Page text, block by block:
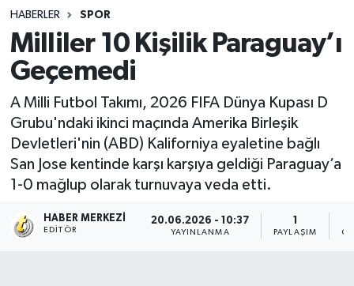
HABERLER SPOR
Milliler 10 Kişilik Paraguay’ı
Geçemedi
A Milli Futbol Takımı, 2026 FIFA Dünya Kupası D
Grubu'ndaki ikinci maçında Amerika Birleşik
Devletleri'nin (ABD) Kaliforniya eyaletine bağlı
San Jose kentinde karşı karşıya geldiği Paraguay’a
1-0 mağlup olarak turnuvaya veda etti.
HABER MERKEZI
EDITÖR
20.06.2026 - 10:37
YAYINLANMA
1
PAYLAŞIM
Ulusal Haberler
Vefat Edenler